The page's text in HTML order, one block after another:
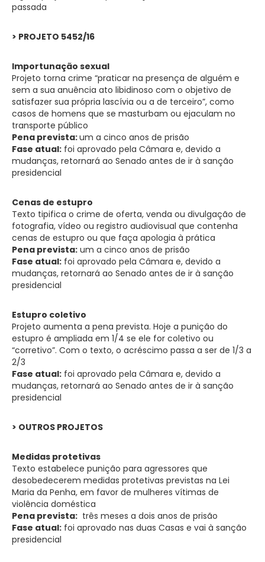
passada
> PROJETO 5452/16
Importunação sexual
Projeto torna crime “praticar na presença de alguém e
sem a sua anuência ato libidinoso com o objetivo de
satisfazer sua própria lascívia ou a de terceiro”, como
casos de homens que se masturbam ou ejaculam no
transporte público
Pena prevista:um a cinco anos de prisão
Fase atual: foi aprovado pela Câmara e, devido a
mudanças, retornará ao Senado antes de ir à sanção
presidencial
Cenas de estupro
Texto tipifica o crime de oferta, venda ou divulgação de
fotografia, vídeo ou registro audiovisual que contenha
cenas de estupro ou que faça apologia à prática
Pena prevista: um a cinco anos de prisão
Fase atual: foi aprovado pela Câmara e, devido a
mudanças, retornará ao Senado antes de ir à sanção
presidencial
Estupro coletivo
Projeto aumenta a pena prevista. Hoje a punição do
estupro é ampliada em 1/4 se ele for coletivo ou
“corretivo”. Com o texto, o acréscimo passa a ser de 1/3 a
2/3
Fase atual: foi aprovado pela Câmara e, devido a
mudanças, retornará ao Senado antes de ir à sanção
presidencial
> OUTROS PROJETOS
Medidas protetivas
Texto estabelece punição para agressores que
desobedecerem medidas protetivas previstas na Lei
Maria da Penha, em favor de mulheres vítimas de
violência doméstica
Pena prevista: três meses a dois anos de prisão
Fase atual: foi aprovado nas duas Casas e vai à sanção
presidencial